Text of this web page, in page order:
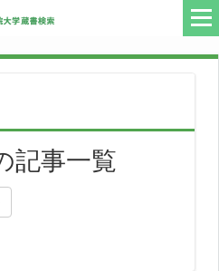
記事一覧